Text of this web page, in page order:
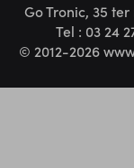
Go Tronic, 35
Tel : 03 24
© 2012-2026